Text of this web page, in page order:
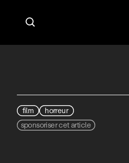

film
horreur
sponsoriser cet article